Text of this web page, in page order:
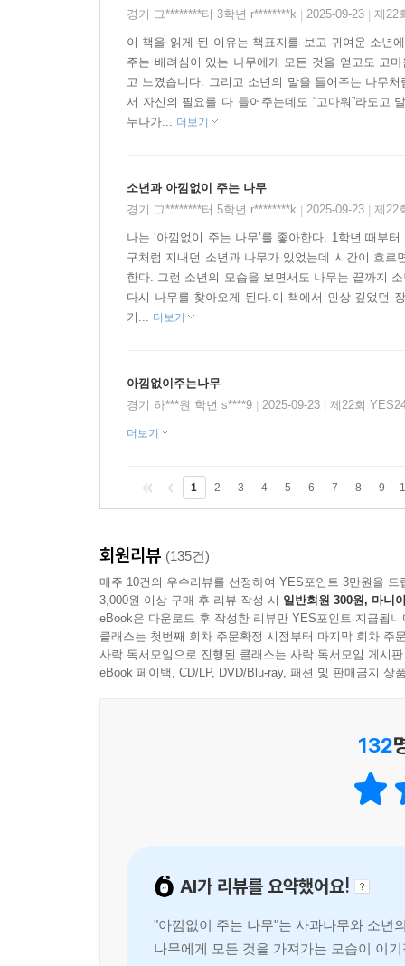
경기 그********터 3학년 r********k
2025-09-23 제22
이 책을 읽게 된 이유는 책표지를 보고 귀여운 소년
주는 배려심이 있는 나무에게 모든 것을 얻고도 고
고 느꼈습니다. 그리고 소년의 말을 들어주는 나무
서 자신의 필요를 다 들어주는데도 “고마워”라도고
누나가... 더보기
소년과 아낌없이 주는 나무
경기 그********터 5학년 r********k
2025-09-23 제22
나는 ‘아낌없이 주는 나무’를 좋아한다. 1학년 때부
구처럼 지내던 소년과 나무가 있었는데 시간이 흐
한다. 그런 소년의 모습을 보면서도 나무는 끝까지
다시 나무를 찾아오게 된다.이 책에서 인상 깊었던
기... 더보기
아낌없이주는나무
경기 하***원 학년 s****9
2025-09-23 제22회
더보기
1 2 3 4 5 6 7 8 9
회원리뷰 (135건)
매주 10건의 우수리뷰를 선정하여 YES포인트 3만원을 드
3,000원 이상 구매 후 리뷰 작성 시 일반회원 300원, 마니
eBook은 다운로드 후 작성한 리뷰만 YES포인트 지급됩니
클래스는 첫번째 회차 주문확정 시점부터 마지막 회차 주
사락 독서모임으로 진행된 클래스는 사락 독서모임 게시
eBook 페이백, CD/LP, DVD/Blu-ray, 패션 및 판매금지 상
132
AI가 리뷰를 요약했어요!
"아낌없이 주는 나무"는 사과나무와 소년
나무에게 모든 것을 가져가는 모습이 이